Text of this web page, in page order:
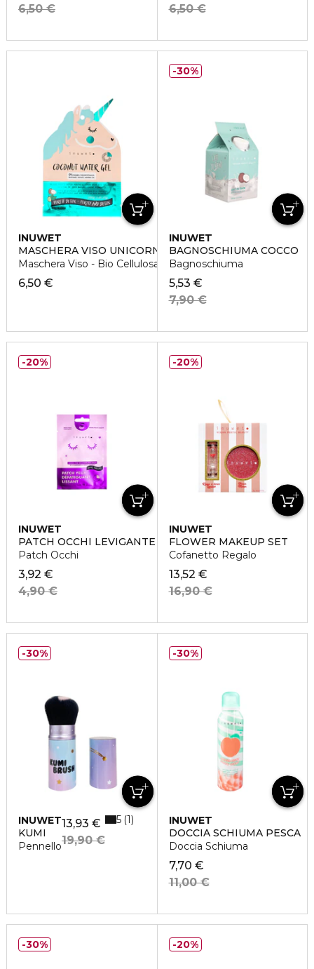
6,50 €
6,50 €
INUWET
MASCHERA VISO UNICORNO
Maschera Viso - Bio Cellulosa - Detox Purificante
6,50 €
INUWET
BAGNOSCHIUMA COCCO
Bagnoschiuma
5,53 €
7,90 €
30%
INUWET
PATCH OCCHI LEVIGANTE
Patch Occhi
3,92 €
4,90 €
20%
INUWET
FLOWER MAKEUP SET
Cofanetto Regalo
13,52 €
16,90 €
20%
INUWET
KUMI
Pennello
13,93 €
19,90 €
5 1
30%
INUWET
DOCCIA SCHIUMA PESCA
Doccia Schiuma
7,70 €
11,00 €
30%
30% 20%